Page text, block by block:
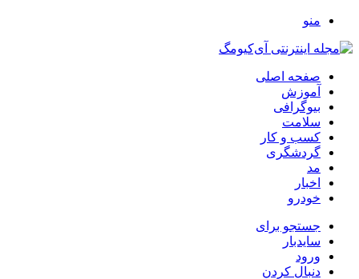
منو
صفحه اصلی
آموزش
بیوگرافی
سلامت
کسب و کار
گردشگری
مد
اخبار
خودرو
جستجو برای
سایدبار
ورود
دنبال کردن